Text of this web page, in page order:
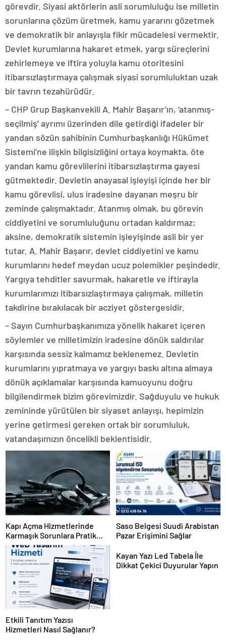
görevdir. Siyasi aktörlerin asli sorumluluğu ise milletin
sorunlarına çözüm üretmek, kamu yararını gözetmek
ve demokratik bir anlayışla fikir mücadelesi vermektir.
Devlet kurumlarına hakaret etmek, yargı süreçlerini
zehirlemeye ve iftira yoluyla kamu otoritesini
itibarsızlaştırmaya çalışmak siyasi sorumluluktan uzak
bir tavrın tezahürüdür.
– CHP Grup Başkanvekili A. Mahir Başarır’ın, ‘atanmış-
seçilmiş’ ayrımı üzerinden dile getirdiği ifadeler bir
yandan sözün sahibinin Cumhurbaşkanlığı Hükümet
Sistemi’ne ilişkin bilgisizliğini ortaya koymakta, öte
yandan kamu görevlilerini itibarsızlaştırma gayesi
gütmektedir. Devletin anayasal işleyişi içinde her bir
kamu görevlisi, ulus iradesine dayanan meşru bir
zeminde çalışmaktadır. Atanmış olmak, bu görevin
ciddiyetini ve sorumluluğunu ortadan kaldırmaz;
aksine, demokratik sistemin işleyişinde asli bir yer
tutar. A. Mahir Başarır, devlet ciddiyetini ve kamu
kurumlarını hedef meydan ucuz polemikler peşindedir.
Yargıya tehditler savurmak, hakaretle ve iftirayla
kurumlarımızı itibarsızlaştırmaya çalışmak, milletin
takdirine bırakılacak bir acziyet göstergesidir.
– Sayın Cumhurbaşkanımıza yönelik hakaret içeren
söylemler ve milletimizin iradesine dönük saldırılar
karşısında sessiz kalmamız beklenemez. Devletin
kurumlarını yıpratmaya ve yargıyı baskı altına almaya
dönük açıklamalar karşısında kamuoyunu doğru
bilgilendirmek bizim görevimizdir. Sağduyulu ve hukuk
zemininde yürütülen bir siyaset anlayışı, hepimizin
yerine getirmesi gereken ortak bir sorumluluk,
vatandaşımızın öncelikli beklentisidir.
Kapı Açma Hizmetlerinde
Karmaşık Sorunlara Pratik
Çözümler
Saso Belgesi Suudi Arabistan
Pazar Erişimini Sağlar
Etkili Tanıtım Yazısı
Hizmetleri Nasıl Sağlanır?
Kayan Yazı Led Tabela İle
Dikkat Çekici Duyurular Yapın